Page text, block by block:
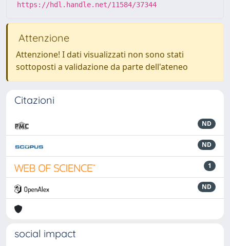
https://hdl.handle.net/11584/37344
Attenzione
Attenzione! I dati visualizzati non sono stati
sottoposti a validazione da parte dell'ateneo
Citazioni
ND
ND
1
ND
social impact